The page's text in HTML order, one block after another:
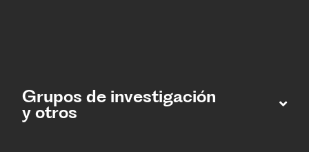
Grupos de investigación
y otros